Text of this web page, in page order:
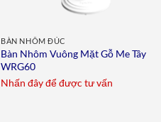
BÀN NHÔM ĐÚC
Bàn Nhôm Vuông Mặt Gỗ Me Tây
WRG60
Nhấn đây để được tư vấn